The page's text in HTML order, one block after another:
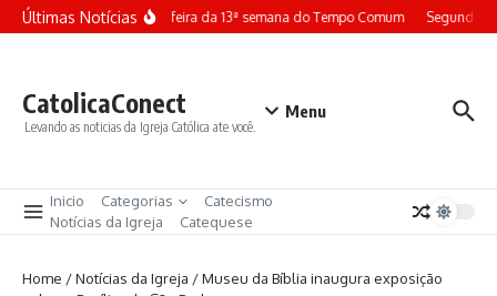
Ir para o conteúdo
Últimas NotíciasTerça-feira da 13ª semana do Tempo Comum Segunda-
CatolicaConect
Levando as noticias da Igreja Católica ate você.
Menu
Inicio Categorias
Catecismo
Notícias da Igreja
Catequese
Home /Notícias da Igreja /Museu da Bíblia inaugura exposição